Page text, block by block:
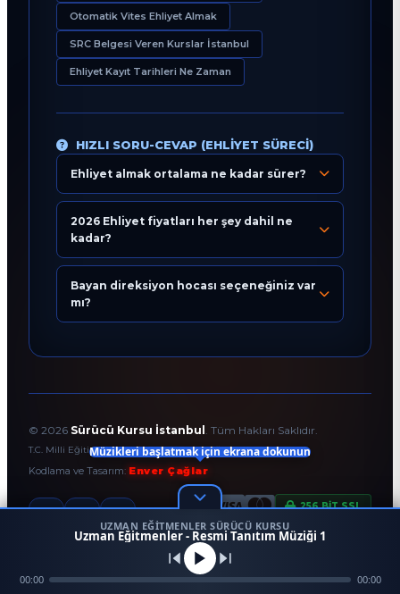
Otomatik Vites Ehliyet Almak
SRC Belgesi Veren Kurslar İstanbul
Ehliyet Kayıt Tarihleri Ne Zaman
HIZLI SORU-CEVAP (EHLIYET SÜRECI)
Ehliyet almak ortalama ne kadar sürer?
2026 Ehliyet fiyatları her şey dahil ne
kadar?
Bayan direksiyon hocası seçeneğiniz var
mı?
© 2026 Sürücü Kursu İstanbul . Tüm Hakları Saklıdır.
T.C. Milli Eğitim Bakanlığı Onaylı Resmi Eğitim Kurumudur.
Kodlama ve Tasarım: Enver Çağlar
256 BİT SSL
Eğitim Danışmanı
Bugün 02:39
Ara
1
Konum Mezun
Müzikleri başlatmak için ekrana dokunun
UZMAN EĞITMENLER SÜRÜCÜ KURSU
Uzman Eğitmenler - Resmi Tanıtım Müziği 1
00:00 00:00